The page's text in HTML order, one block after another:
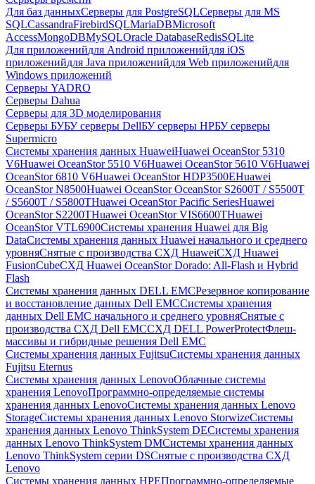
Для баз данныхСерверы для PostgreSQLСерверы для MS
SQLCassandraFirebirdSQLMariaDBMicrosoft
AccessMongoDBMySQLOracle DatabaseRedisSQLite
Для приложенийдля Android приложенийдля iOS
приложенийдля Java приложенийдля Web приложенийдля
Windows приложений
Серверы YADRO
Серверы Dahua
Серверы для 3D моделирования
Серверы БУБУ серверы DellБУ серверы HPБУ серверы
Supermicro
Системы хранения данных HuaweiHuawei OceanStor 5310
V6Huawei OceanStor 5510 V6Huawei OceanStor 5610 V6Huawei
OceanStor 6810 V6Huawei OceanStor HDP3500EHuawei
OceanStor N8500Huawei OceanStor OceanStor S2600T / S5500T
/ S5600T / S5800THuawei OceanStor Pacific SeriesHuawei
OceanStor S2200THuawei OceanStor VIS6600THuawei
OceanStor VTL6900Системы хранения Huawei для Big
DataСистемы хранения данных Huawei начального и среднего
уровняСнятые с производства СХД HuaweiСХД Huawei
FusionCubeСХД Huawei OceanStor Dorado: All-Flash и Hybrid
Flash
Системы хранения данных DELL EMCРезервное копирование
и восстановление данных Dell EMCСистемы хранения
данных Dell EMC начального и среднего уровняСнятые с
производства СХД Dell EMCСХД DELL PowerProtectФлеш-
массивы и гибридные решения Dell EMC
Системы хранения данных FujitsuСистемы хранения данных
Fujitsu Eternus
Системы хранения данных LenovoОблачные системы
хранения LenovoПрограммно-определяемые системы
хранения данных LenovoСистемы хранения данных Lenovo
StorageСистемы хранения данных Lenovo StorwizeСистемы
хранения данных Lenovo ThinkSystem DEСистемы хранения
данных Lenovo ThinkSystem DMСистемы хранения данных
Lenovo ThinkSystem серии DSСнятые с производства СХД
Lenovo
Системы хранения данных HPEПрограммно-определяемые